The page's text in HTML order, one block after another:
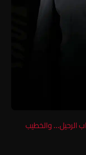
الرحيل… والخطيب